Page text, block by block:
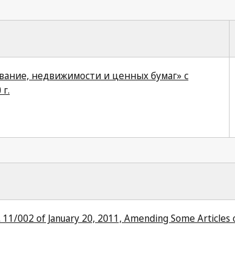
недвижимости и ценных бумаг» с
002 of January 20, 2011, Amending Some Articles